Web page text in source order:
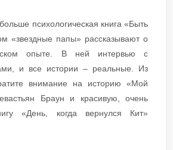
психологическая книга «Быть
«звездные папы» рассказывают о
опыте. В ней интервью с
и все истории – реальные. Из
внимание на историю «Мой
Браун и красивую, очень
«День, когда вернулся Кит»